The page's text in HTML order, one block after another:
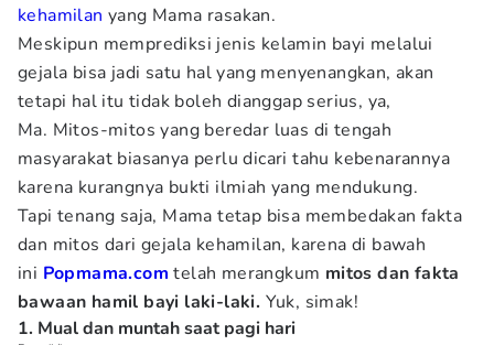
kehamilan yang Mama rasakan.
Meskipun memprediksi jenis kelamin bayi melalui
gejala bisa jadi satu hal yang menyenangkan, akan
tetapi hal itu tidak boleh dianggap serius, ya,
Ma. Mitos-mitos yang beredar luas di tengah
masyarakat biasanya perlu dicari tahu kebenarannya
karena kurangnya bukti ilmiah yang mendukung.
Tapi tenang saja, Mama tetap bisa membedakan fakta
dan mitos dari gejala kehamilan, karena di bawah
ini Popmama.com telah merangkum mitos dan fakta
bawaan hamil bayi laki-laki. Yuk, simak!
1. Mual dan muntah saat pagi hari